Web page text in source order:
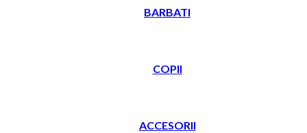
BARBATI
COPII
ACCESORII